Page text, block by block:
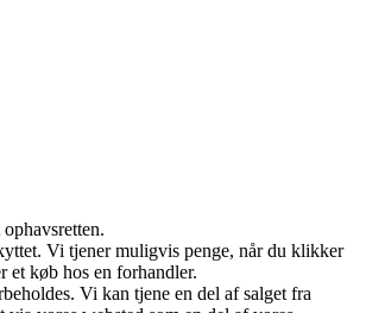
Vi tjener muligvis penge, når du klikker
et køb hos en forhandler.
Vi kan tjene en del af salget fra